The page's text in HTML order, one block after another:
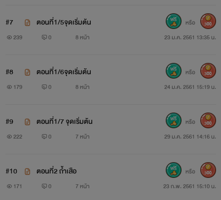
#7 ตอนที่1/5จุดเริ่มต้น
239 0 8 หน้า 23 ม.ค. 2561 13:35 น.
หรือ 300
#8 ตอนที่1/6จุดเริ่มต้น
179 0 8 หน้า 24 ม.ค. 2561 15:19 น.
หรือ 300
#9 ตอนที่1/7 จุดเริ่มต้น
222 0 7 หน้า 29 ม.ค. 2561 14:16 น.
หรือ 300
#10 ตอนที่2 ถ้ำเสือ
171 0 7 หน้า 23 ก.พ. 2561 15:10 น.
หรือ 300